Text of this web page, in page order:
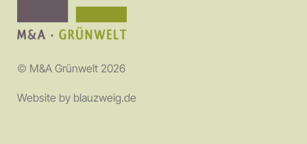
© M&A Grünwelt 2026
Website by blauzweig.de